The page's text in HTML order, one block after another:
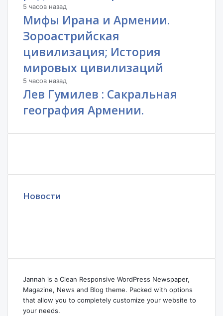
5 часов назад
Мифы Ирана и Армении.
Зороастрийская
цивилизация; История
мировых цивилизаций
5 часов назад
Лев Гумилев : Сакральная
география Армении.
Новости
Jannah is a Clean Responsive WordPress Newspaper,
Magazine, News and Blog theme. Packed with options
that allow you to completely customize your website to
your needs.